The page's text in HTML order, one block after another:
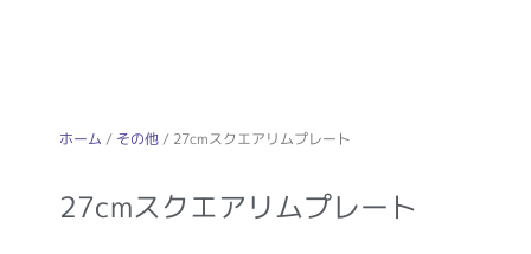
ホーム / その他/ 27cmスクエアリムプレート
27cmスクエアリムプレート